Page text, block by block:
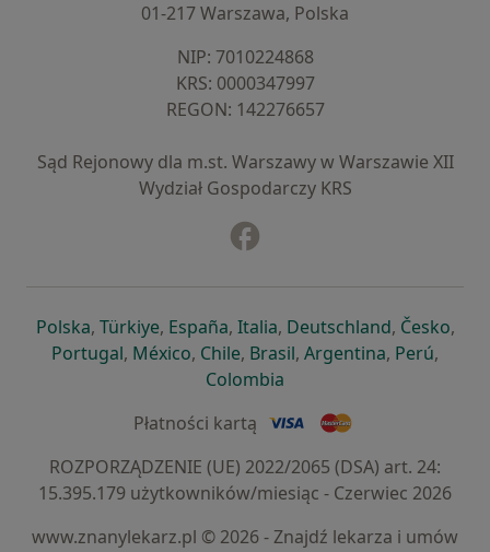
01-217 Warszawa, Polska
NIP: ⁠7010224868
KRS: ⁠0000347997
REGON: ⁠142276657
Sąd Rejonowy dla m.st. Warszawy w Warszawie XII
Wydział Gospodarczy KRS
Polskaotwiera się w nowej karcie
, Türkiyeotwiera się w nowej karcie
, Españaotwiera się w nowej karcie
, Italiaotwiera się w nowej
, Deutschlandotwiera się
, Česko,
Portugalotwiera się w nowej karcie
, Méxicootwiera się w nowej karcie
, Chileotwiera się w nowej karcie
, Brasilotwiera się w nowej
, Argentinaotwiera się
, Perú,
Colombia
Płatności kartą
ROZPORZĄDZENIE (UE) 2022/2065 (DSA) art. 24:
15.395.179 użytkowników/miesiąc - Czerwiec 2026
www.znanylekarz.pl © 2026 - Znajdź lekarza i umów